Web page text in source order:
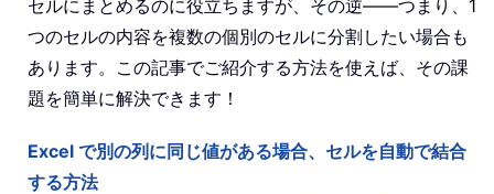
セルにまとめるのに役立ちますが、その逆——つまり、1
つのセルの内容を複数の個別のセルに分割したい場合も
あります。この記事でご紹介する方法を使えば、その課
題を簡単に解決できます！
Excel で別の列に同じ値がある場合、セルを自動で結合
する方法